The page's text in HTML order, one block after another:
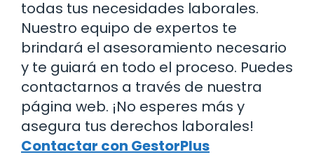
todas tus necesidades laborales.
Nuestro equipo de expertos te
brindará el asesoramiento necesario
y te guiará en todo el proceso. Puedes
contactarnos a través de nuestra
página web. ¡No esperes más y
asegura tus derechos laborales!
Contactar con GestorPlus